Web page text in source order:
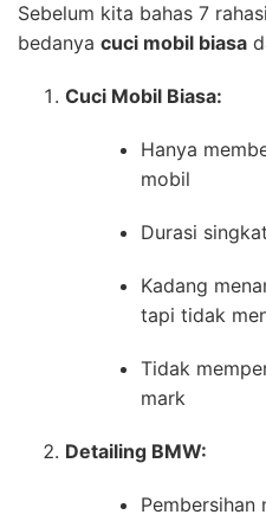
Sebelum kita bahas 7
bedanya cuci mobil biasa
Cuci Mobil Biasa:
Hanya
mobil
Durasi
Kadang
tapi tidak
Tidak
mark
Detailing BMW:
Pembersihan